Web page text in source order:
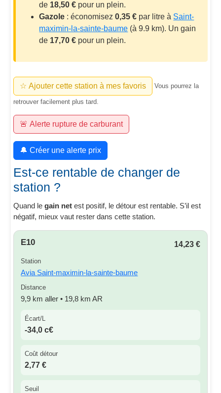
de 18,50 € pour un plein.
Gazole : économisez0,35 € par litre à Saint-
maximin-la-sainte-baume (à 9.9 km). Un gain
de 17,70 € pour un plein.
☆ Ajouter cette station à mes favoris Vous pourrez la
retrouver facilement plus tard.
🚨 Alerte rupture de carburant
🔔 Créer une alerte prix
Est-ce rentable de changer de
station ?
Quand legain net est positif, le détour est rentable. S’il est
négatif, mieux vaut rester dans cette station.
E10 14,23 €
Station
Avia Saint-maximin-la-sainte-baume
Distance
9,9 km aller • 19,8 km AR
Écart/L
-34,0 c€
Coût détour
2,77 €
Seuil